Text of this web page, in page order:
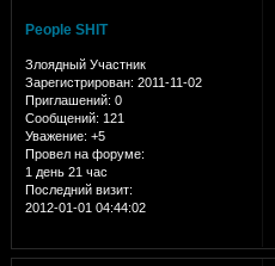
People SHIT
Злоядный Участник
Зарегистрирован: 2011-11-02
Приглашений: 0
Сообщений: 121
Уважение: +5
Провел на форуме:
1 день 21 час
Последний визит:
2012-01-01 04:44:02